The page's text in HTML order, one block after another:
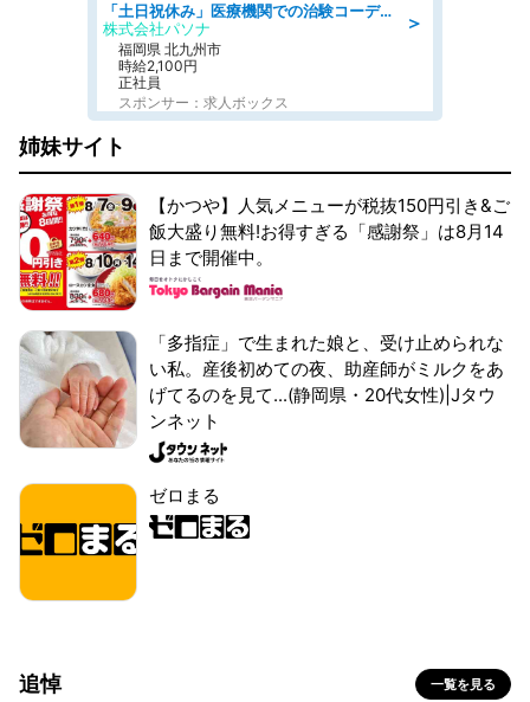
＞
「土日祝休み」医療機関での治験コーディネーターのお仕事/看護師
株式会社パソナ
福岡県 北九州市
時給2,100円
正社員
スポンサー：求人ボックス
姉妹サイト
【かつや】人気メニューが税抜150円引き&ご
飯大盛り無料!お得すぎる「感謝祭」は8月14
日まで開催中。
「多指症」で生まれた娘と、受け止められな
い私。産後初めての夜、助産師がミルクをあ
げてるのを見て...(静岡県・20代女性)|Jタウ
ンネット
ゼロまる
追悼 一覧を見る